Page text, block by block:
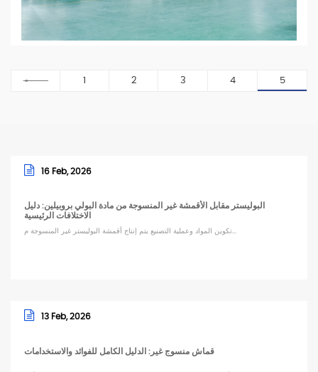
1 2 3 4 5
16 Feb, 2026
البوليستر مقابل الأقمشة غير المنسوجة من مادة البولي بروبيلين: دليل
الاختلافات الرئيسية
تكوين المواد وعملية التصنيع يتم إنتاج أقمشة البوليستر غير المنسوجة م...
13 Feb, 2026
قماش منسوج غير: الدليل الكامل للفوائد والاستخدامات